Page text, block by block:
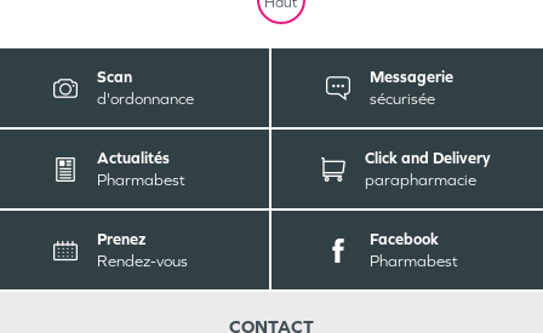
Scan
d'ordonnance
Messagerie
sécurisée
Actualités
Pharmabest
Click and Delivery
parapharmacie
Prenez
Rendez-vous
Facebook
Pharmabest
CONTACT